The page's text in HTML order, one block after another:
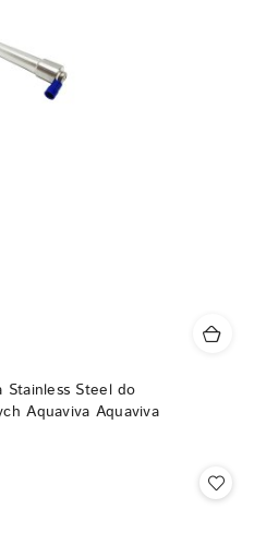
Stainless Steel do
Aquaviva Aquaviva